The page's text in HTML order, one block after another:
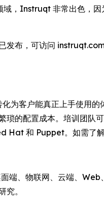
Instruqt 非常出色，因
发布，可访问
为客户能真正上手使用
的配置成本。培训团队
和 Puppet。如需了解
端、物联网、云端、
。